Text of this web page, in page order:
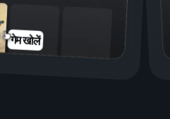
गेम खोलें